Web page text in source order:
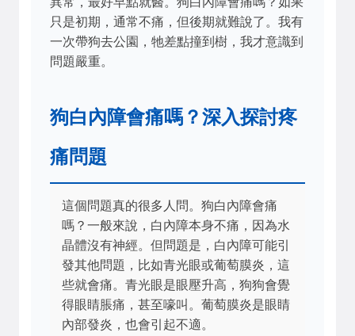
只是初期，通常不痛，但後期就難說了。我有
一次帶狗去公園，牠差點撞到樹，我才意識到
問題嚴重。
狗白內障會痛嗎？深入探討疼
痛問題
這個問題真的很多人問。狗白內障會痛
嗎？一般來說，白內障本身不痛，因為水
晶體沒有神經。但問題是，白內障可能引
發其他問題，比如青光眼或葡萄膜炎，這
些就會痛。青光眼是眼壓升高，狗狗會覺
得眼睛脹痛，甚至嚎叫。葡萄膜炎是眼睛
內部發炎，也會引起不適。